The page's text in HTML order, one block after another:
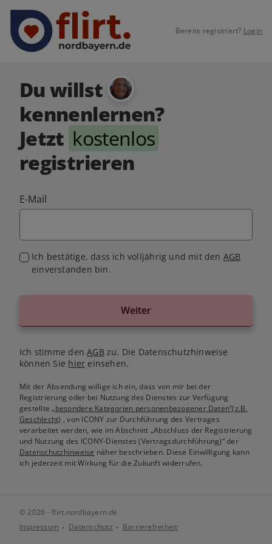
Bereits registriert? Login
Du willst
kennenlernen?
Jetzt kostenlos
registrieren
E-Mail
Ich bestätige, dass ich volljährig und mit den AGB
einverstanden bin.
Weiter
Ich stimme denAGB zu. Die Datenschutzhinweise
können Sie hier einsehen.
Mit der Absendung willige ich ein, dass von mir bei der
Registrierung oder bei Nutzung des Dienstes zur Verfügung
gestellte„besondere Kategorien personenbezogener Daten“(z.B.
Geschlecht) , von ICONY zur Durchführung des Vertrages
verarbeitet werden, wie im Abschnitt „Abschluss der Registrierung
und Nutzung des ICONY-Dienstes (Vertragsdurchführung)“ der
Datenschutzhinweise näher beschrieben. Diese Einwilligung kann
ich jederzeit mit Wirkung für die Zukunft widerrufen.
© 2026 - flirt.nordbayern.de
Impressum
Datenschutz Barrierefreiheit